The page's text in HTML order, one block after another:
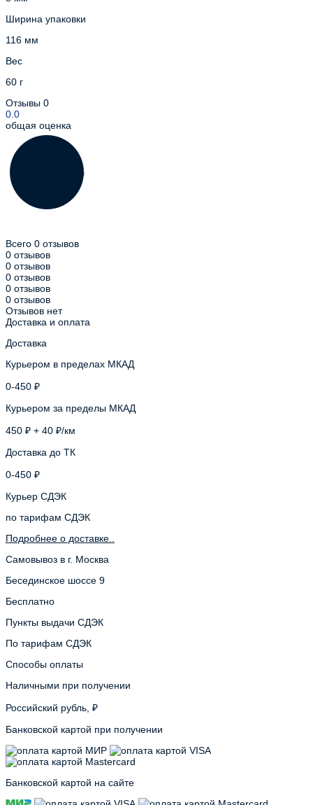
Ширина упаковки
116 мм
Вес
60 г
Отзывы 0
0.0
общая оценка
Всего 0 отзывов
0 отзывов
0 отзывов
0 отзывов
0 отзывов
0 отзывов
Отзывов нет
Доставка и оплата
Доставка
Курьером в пределах МКАД
0-450 ₽
Курьером за пределы МКАД
450 ₽ + 40 ₽/км
Доставка до ТК
0-450 ₽
Курьер СДЭК
по тарифам СДЭК
Подробнее о доставке..
Самовывоз в г. Москва
Бесединское шоссе 9
Бесплатно
Пункты выдачи СДЭК
По тарифам СДЭК
Способы оплаты
Наличными при получении
Российский рубль, ₽
Банковской картой при получении
Банковской картой на сайте